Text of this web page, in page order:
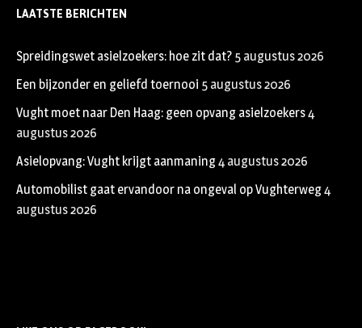
LAATSTE BERICHTEN
Spreidingswet asielzoekers: hoe zit dat? 5 augustus 2026
Een bijzonder en geliefd toernooi 5 augustus 2026
Vught moet naar Den Haag: geen opvang asielzoekers4
augustus 2026
Asielopvang: Vught krijgt aanmaning4 augustus 2026
Automobilist gaat ervandoor na ongeval op Vughterweg4
augustus 2026